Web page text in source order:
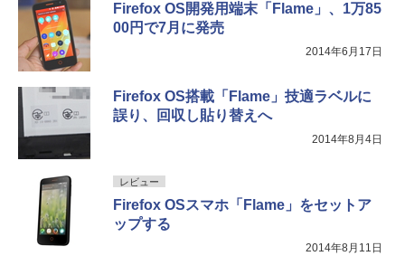
Firefox OS開発用端末「Flame」、1万85
00円で7月に発売
2014年6月17日
Firefox OS搭載「Flame」技適ラベルに
誤り、回収し貼り替えへ
2014年8月4日
レビュー
Firefox OSスマホ「Flame」をセットア
ップする
2014年8月11日